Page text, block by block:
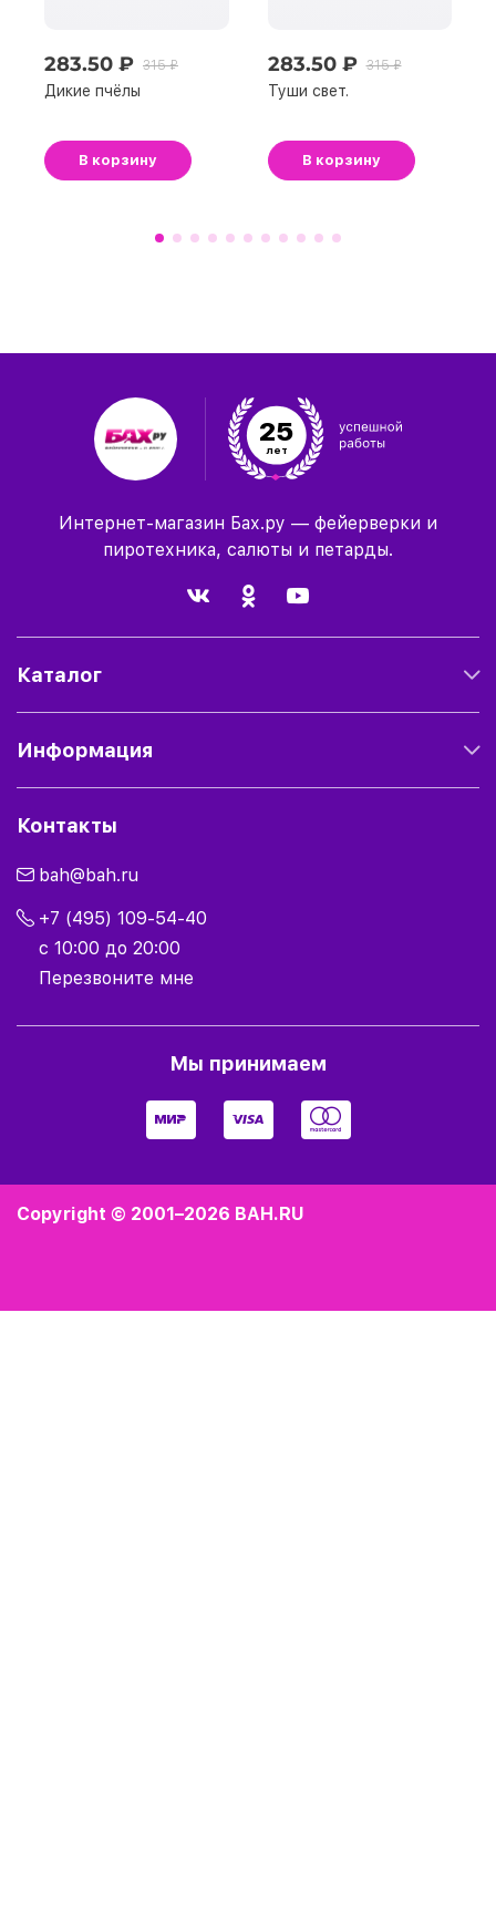
283.50 ₽ 315 ₽
Дикие пчёлы
В корзину
283.50 ₽ 315 ₽
Туши свет.
В корзину
25
лет
Интернет-магазин Бах.ру — фейерверки и
пиротехника, салюты и петарды.
Каталог
Информация
Контакты
bah@bah.ru
+7 (495) 109-54-40
с 10:00 до 20:00
Перезвоните мне
Мы принимаем
Copyright © 2001–2026 BAH.RU